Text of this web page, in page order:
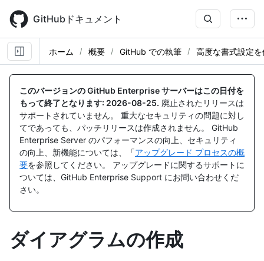
main
content
GitHubドキュメント
ホーム 概要 GitHub での執筆 高度な書式設定
このバージョンの GitHub Enterprise サーバーはこの日付を
もって終了となります: 2026-08-25. 廃止されたリリースは
サポートされていません。 重大なセキュリティの問題に対し
てであっても、パッチリリースは作成されません。 GitHub
Enterprise Server のパフォーマンスの向上、セキュリティ
の向上、新機能については、「アップグレード プロセスの概
要を参照してください。 アップグレードに関するサポートに
ついては、GitHub Enterprise Support にお問い合わせくだ
さい。
ダイアグラムの作成